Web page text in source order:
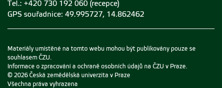
Tel.: +420 730 192 060 (recepce)
GPS souřadnice: 49.995727, 14.862462
Materiály umístěné na tomto webu mohou být publikovány pouze se
souhlasem ČZU.
Informace o zpracování a ochraně osobních údajů na ČZU v Praze.
© 2026 Česká zemědělská univerzita v Praze
Všechna práva vyhrazena